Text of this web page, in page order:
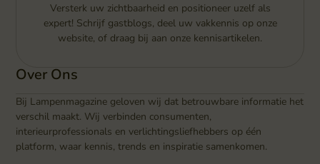
Versterk uw zichtbaarheid en positioneer uzelf als
expert! Schrijf gastblogs, deel uw vakkennis op onze
website, of draag bij aan onze kennisartikelen.
Over Ons
Bij Lampenmagazine geloven wij dat betrouwbare informatie het
verschil maakt. Wij verbinden consumenten,
interieurprofessionals en verlichtingsliefhebbers op één
platform, waar kennis, trends en inspiratie samenkomen.